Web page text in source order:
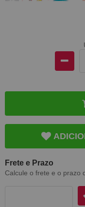
Frete e Prazo
Calcule o frete e o prazo